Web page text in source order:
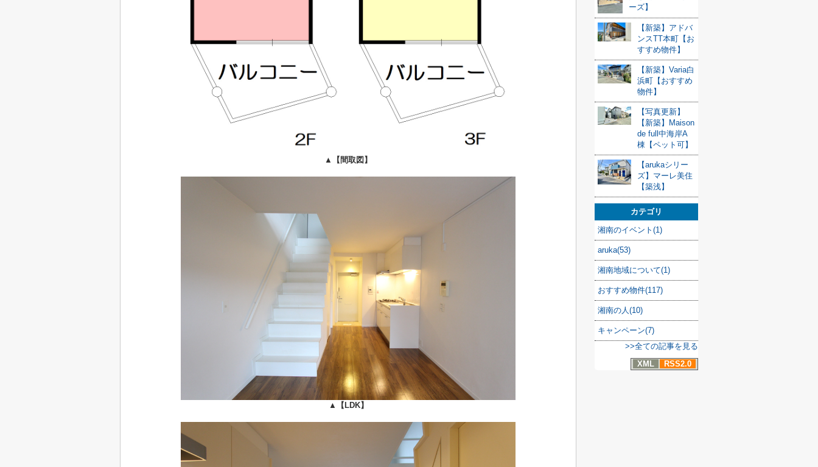
▲ 【間取図】
▲ 【LDK】
ーズ】
【新築】アドバ
ンスTT本町【お
すすめ物件】
【新築】Varia白
浜町【おすすめ
物件】
【写真更新】
【新築】Maison
de full中海岸A
棟【ペット可】
【arukaシリー
ズ】マーレ美住
【築浅】
カテゴリ
湘南のイベント(1)
aruka(53)
湘南地域について(1)
おすすめ物件(117)
湘南の人(10)
キャンペーン(7)
>>全ての記事を見る
XML
RSS2.0